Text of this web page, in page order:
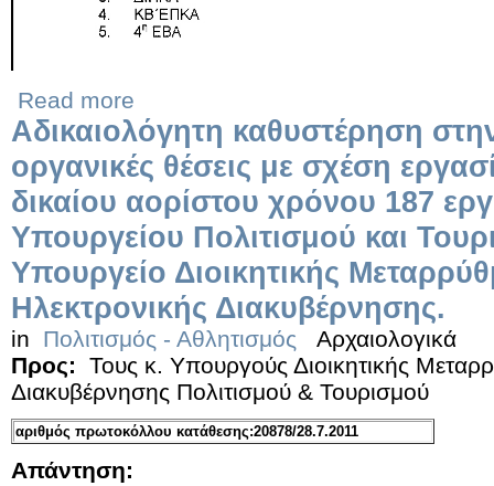
Read more
Αδικαιολόγητη καθυστέρηση
οργανικές θέσεις με σχέση
δικαίου αορίστου χρόνου 187
Υπουργείου Πολιτισμού και
Υπουργείο Διοικητικής
Ηλεκτρονικής Διακυβέρνησης.
in Πολιτισμός - Αθλητισμός
Αρχαιολογικά
Προς:
Τους κ. Υπουργούς Διοικητικής
Διακυβέρνησης Πολιτισμού & Τουρισμού
αριθμός πρωτοκόλλου κατάθεσης:20878/28.7.2011
Απάντηση: